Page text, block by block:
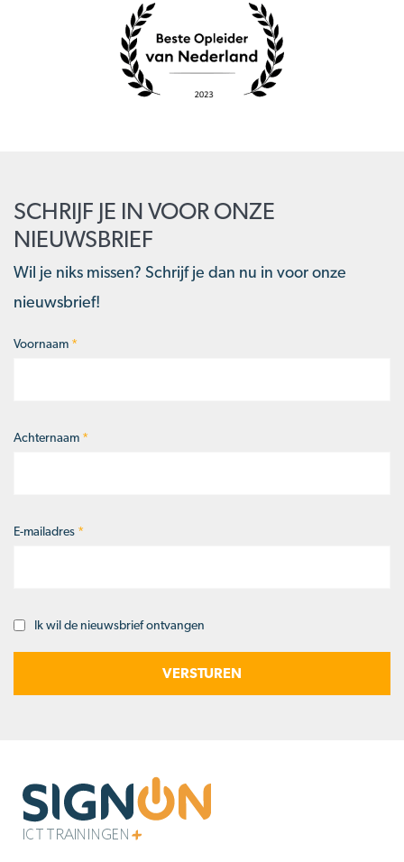
SCHRIJF JE IN VOOR ONZE
NIEUWSBRIEF
Wil je niks missen? Schrijf je dan nu in voor onze
nieuwsbrief!
Naam*
Voornaam *
Achternaam *
E-mailadres *
Opt-Ik wil de nieuwsbrief ontvangen